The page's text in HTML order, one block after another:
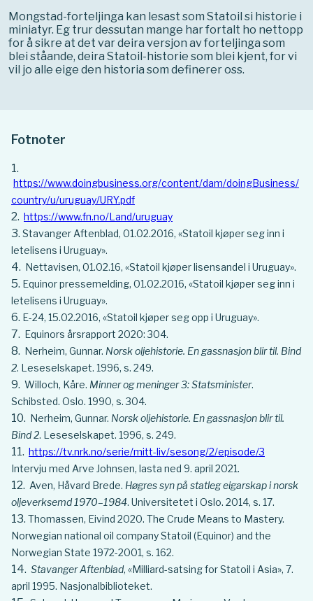
Mongstad-forteljinga kan lesast som Statoil si historie i
miniatyr. Eg trur dessutan mange har fortalt ho nettopp
for å sikre at det var deira versjon av forteljinga som
blei ståande, deira Statoil-historie som blei kjent, for vi
vil jo alle eige den historia som definerer oss.
Fotnoter
https://www.doingbusiness.org/content/dam/doingBusiness/
country/u/uruguay/URY.pdf
https://www.fn.no/Land/uruguay
Stavanger Aftenblad, 01.02.2016, «Statoil kjøper seg inn i
letelisens i Uruguay».
Nettavisen, 01.02.16, «Statoil kjøper lisensandel i Uruguay».
Equinor pressemelding, 01.02.2016, «Statoil kjøper seg inn i
letelisens i Uruguay».
E-24, 15.02.2016, «Statoil kjøper seg opp i Uruguay».
Equinors årsrapport 2020: 304.
Nerheim, Gunnar. Norsk oljehistorie. En gassnasjon blir til. Bind
2. Leseselskapet. 1996, s. 249.
Willoch, Kåre. Minner og meninger 3: Statsminister.
Schibsted. Oslo. 1990, s. 304.
Nerheim, Gunnar. Norsk oljehistorie. En gassnasjon blir til.
Bind 2. Leseselskapet. 1996, s. 249.
https://tv.nrk.no/serie/mitt-liv/sesong/2/episode/3
Intervju med Arve Johnsen, lasta ned 9. april 2021.
Aven, Håvard Brede. Høgres syn på statleg eigarskap i norsk
oljeverksemd 1970–1984. Universitetet i Oslo. 2014, s. 17.
Thomassen, Eivind 2020. The Crude Means to Mastery.
Norwegian national oil company Statoil (Equinor) and the
Norwegian State 1972-2001, s. 162.
Stavanger Aftenblad, «Milliard-satsing for Statoil i Asia», 7.
april 1995. Nasjonalbiblioteket.